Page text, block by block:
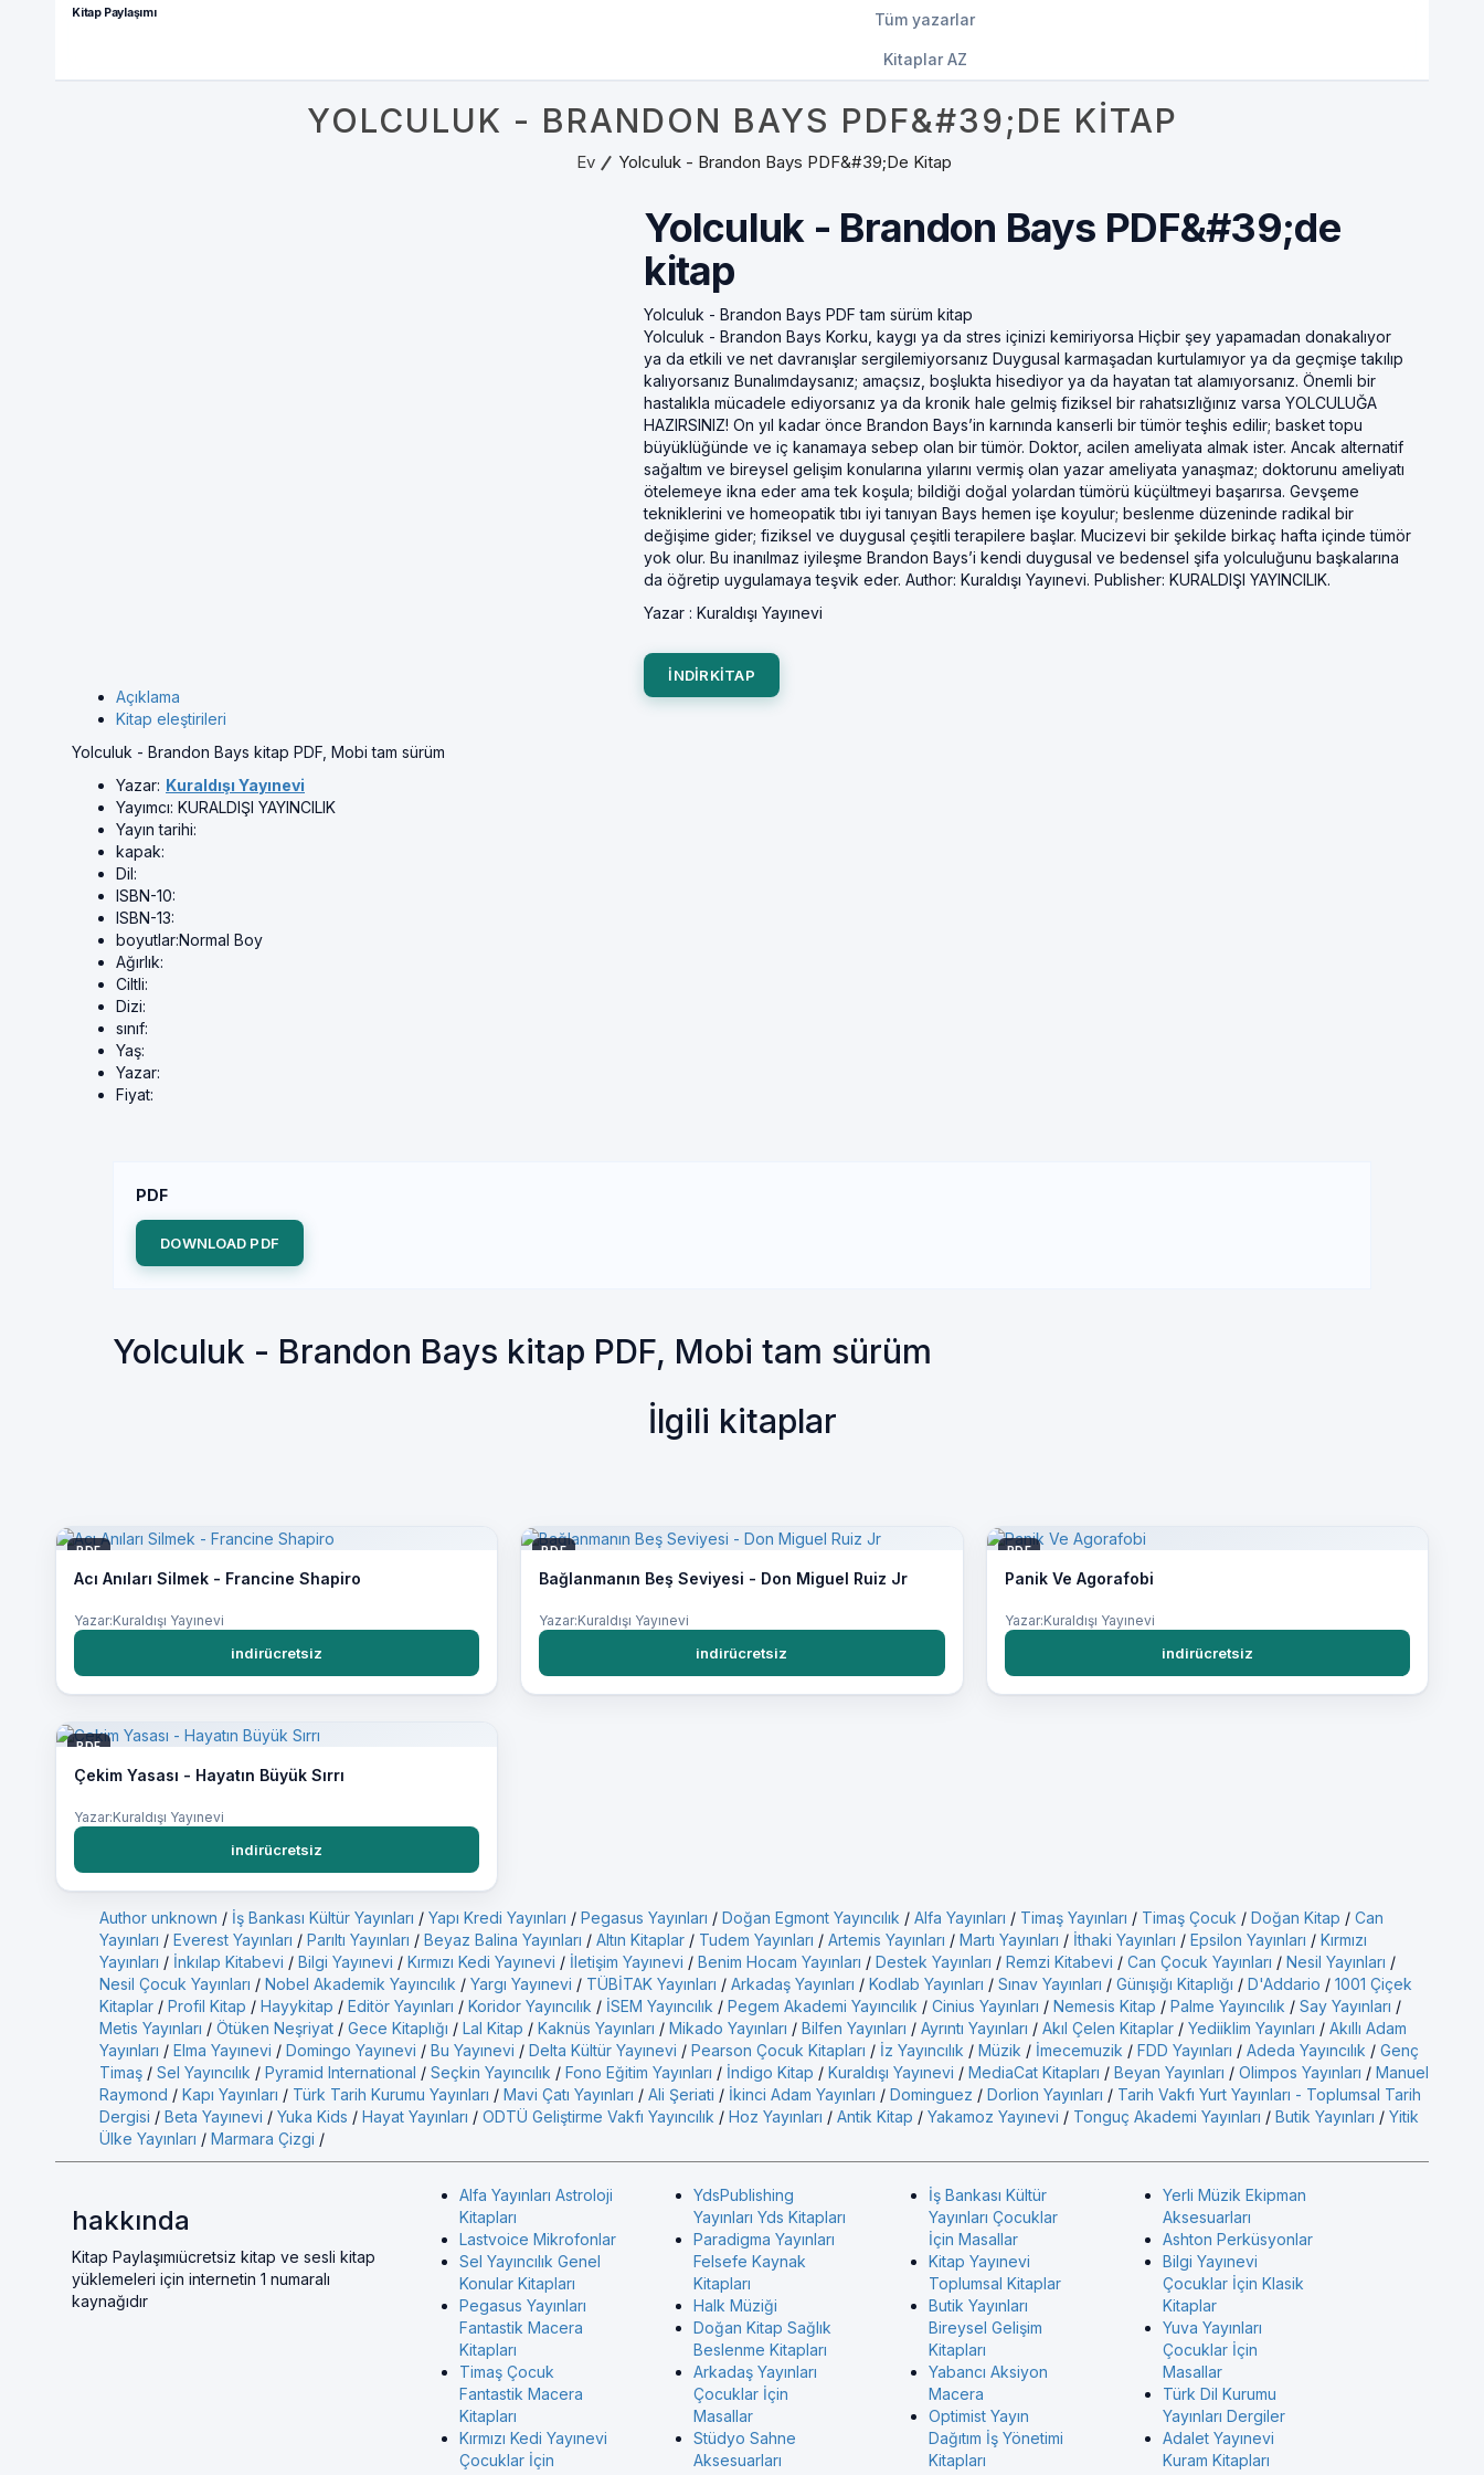
Kitap Paylaşımı Tüm yazarlar
Kitaplar AZ
YOLCULUK - BRANDON BAYS PDF&#39;DE KITAP
Ev Yolculuk - Brandon Bays PDF&#39;de Kitap
Yolculuk - Brandon Bays PDF&#39;de
kitap
Yolculuk - Brandon Bays PDF tam sürüm kitap
Yolculuk - Brandon Bays Korku, kaygı ya da stres içinizi kemiriyorsa Hiçbir şey yapamadan donakalıyor
ya da etkili ve net davranışlar sergilemiyorsanız Duygusal karmaşadan kurtulamıyor ya da geçmişe takılıp
kalıyorsanız Bunalımdaysanız; amaçsız, boşlukta hisediyor ya da hayatan tat alamıyorsanız. Önemli bir
hastalıkla mücadele ediyorsanız ya da kronik hale gelmiş fiziksel bir rahatsızlığınız varsa YOLCULUĞA
HAZIRSINIZ! On yıl kadar önce Brandon Bays’in karnında kanserli bir tümör teşhis edilir; basket topu
büyüklüğünde ve iç kanamaya sebep olan bir tümör. Doktor, acilen ameliyata almak ister. Ancak alternatif
sağaltım ve bireysel gelişim konularına yılarını vermiş olan yazar ameliyata yanaşmaz; doktorunu ameliyatı
ötelemeye ikna eder ama tek koşula; bildiği doğal yolardan tümörü küçültmeyi başarırsa. Gevşeme
tekniklerini ve homeopatik tıbı iyi tanıyan Bays hemen işe koyulur; beslenme düzeninde radikal bir
değişime gider; fiziksel ve duygusal çeşitli terapilere başlar. Mucizevi bir şekilde birkaç hafta içinde tümör
yok olur. Bu inanılmaz iyileşme Brandon Bays’i kendi duygusal ve bedensel şifa yolculuğunu başkalarına
da öğretip uygulamaya teşvik eder. Author: Kuraldışı Yayınevi. Publisher: KURALDIŞI YAYINCILIK.
Yazar :Kuraldışı Yayınevi
INDIRKITAP
Açıklama
Kitap eleştirileri
Yolculuk - Brandon Bays kitap PDF, Mobi tam sürüm
Yazar: Kuraldışı Yayınevi
Yayımcı: KURALDIŞI YAYINCILIK
Yayın tarihi:
kapak:
Dil:
ISBN-10:
ISBN-13:
boyutlar:Normal Boy
Ağırlık:
Ciltli:
Dizi:
sınıf:
Yaş:
Yazar:
Fiyat:
PDF
DOWNLOAD PDF
Yolculuk - Brandon Bays kitap PDF, Mobi tam sürüm
İlgili kitaplar
PDF
Acı Anıları Silmek - Francine Shapiro
Yazar:Kuraldışı Yayınevi
indirücretsiz
PDF
Bağlanmanın Beş Seviyesi - Don Miguel Ruiz Jr
Yazar:Kuraldışı Yayınevi
indirücretsiz
PDF
Panik Ve Agorafobi
Yazar:Kuraldışı Yayınevi
indirücretsiz
PDF
Çekim Yasası - Hayatın Büyük Sırrı
Yazar:Kuraldışı Yayınevi
indirücretsiz
Author unknown / İş Bankası Kültür Yayınları / Yapı Kredi Yayınları / Pegasus Yayınları / Doğan Egmont Yayıncılık / Alfa Yayınları / Timaş Yayınları / Timaş Çocuk / Doğan Kitap / Can
Yayınları / Everest Yayınları / Parıltı Yayınları / Beyaz Balina Yayınları / Altın Kitaplar / Tudem Yayınları / Artemis Yayınları / Martı Yayınları / İthaki Yayınları / Epsilon Yayınları / Kırmızı
Yayınları / İnkılap Kitabevi / Bilgi Yayınevi / Kırmızı Kedi Yayınevi / İletişim Yayınevi / Benim Hocam Yayınları / Destek Yayınları / Remzi Kitabevi / Can Çocuk Yayınları / Nesil Yayınları /
Nesil Çocuk Yayınları / Nobel Akademik Yayıncılık / Yargı Yayınevi / TÜBİTAK Yayınları / Arkadaş Yayınları / Kodlab Yayınları / Sınav Yayınları / Günışığı Kitaplığı / D'Addario / 1001 Çiçek
Kitaplar / Profil Kitap / Hayykitap / Editör Yayınları / Koridor Yayıncılık / İSEM Yayıncılık / Pegem Akademi Yayıncılık / Cinius Yayınları / Nemesis Kitap / Palme Yayıncılık / Say Yayınları /
Metis Yayınları / Ötüken Neşriyat / Gece Kitaplığı / Lal Kitap / Kaknüs Yayınları / Mikado Yayınları / Bilfen Yayınları / Ayrıntı Yayınları / Akıl Çelen Kitaplar / Yediiklim Yayınları / Akıllı Adam
Yayınları / Elma Yayınevi / Domingo Yayınevi / Bu Yayınevi / Delta Kültür Yayınevi / Pearson Çocuk Kitapları / İz Yayıncılık / Müzik / İmecemuzik / FDD Yayınları / Adeda Yayıncılık / Genç
Timaş / Sel Yayıncılık / Pyramid International / Seçkin Yayıncılık / Fono Eğitim Yayınları / İndigo Kitap / Kuraldışı Yayınevi / MediaCat Kitapları / Beyan Yayınları / Olimpos Yayınları / Manuel
Raymond / Kapı Yayınları / Türk Tarih Kurumu Yayınları / Mavi Çatı Yayınları / Ali Şeriati / İkinci Adam Yayınları / Dominguez / Dorlion Yayınları / Tarih Vakfı Yurt Yayınları - Toplumsal Tarih
Dergisi / Beta Yayınevi / Yuka Kids / Hayat Yayınları / ODTÜ Geliştirme Vakfı Yayıncılık / Hoz Yayınları / Antik Kitap / Yakamoz Yayınevi / Tonguç Akademi Yayınları / Butik Yayınları / Yitik
Ülke Yayınları / Marmara Çizgi /
hakkında
Kitap Paylaşımıücretsiz kitap ve sesli kitap
yüklemeleri için internetin 1 numaralı
kaynağıdır
Alfa Yayınları Astroloji
Kitapları
Lastvoice Mikrofonlar
Sel Yayıncılık Genel
Konular Kitapları
Pegasus Yayınları
Fantastik Macera
Kitapları
Timaş Çocuk
Fantastik Macera
Kitapları
Kırmızı Kedi Yayınevi
Çocuklar İçin
YdsPublishing
Yayınları Yds Kitapları
Paradigma Yayınları
Felsefe Kaynak
Kitapları
Halk Müziği
Doğan Kitap Sağlık
Beslenme Kitapları
Arkadaş Yayınları
Çocuklar İçin
Masallar
Stüdyo Sahne
Aksesuarları
İş Bankası Kültür
Yayınları Çocuklar
İçin Masallar
Kitap Yayınevi
Toplumsal Kitaplar
Butik Yayınları
Bireysel Gelişim
Kitapları
Yabancı Aksiyon
Macera
Optimist Yayın
Dağıtım İş Yönetimi
Kitapları
Yerli Müzik Ekipman
Aksesuarları
Ashton Perküsyonlar
Bilgi Yayınevi
Çocuklar İçin Klasik
Kitaplar
Yuva Yayınları
Çocuklar İçin
Masallar
Türk Dil Kurumu
Yayınları Dergiler
Adalet Yayınevi
Kuram Kitapları